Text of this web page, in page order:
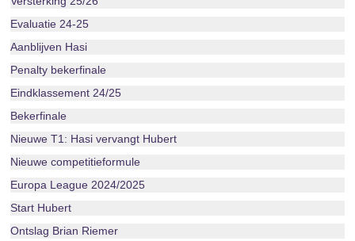
Evaluatie 24-25
Aanblijven Hasi
Penalty bekerfinale
Eindklassement 24/25
Bekerfinale
Nieuwe T1: Hasi vervangt Hubert
Nieuwe competitieformule
Europa League 2024/2025
Start Hubert
Ontslag Brian Riemer